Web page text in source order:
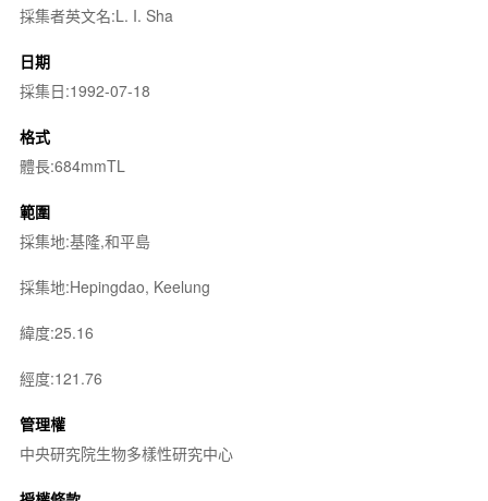
採集者英文名:L. I. Sha
日期
採集日:1992-07-18
格式
體長:684mmTL
範圍
採集地:基隆,和平島
採集地:Hepingdao, Keelung
緯度:25.16
經度:121.76
管理權
中央研究院生物多樣性研究中心